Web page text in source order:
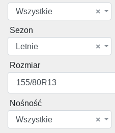
×
Wszystkie
Sezon
×
Letnie
Rozmiar
155/80R13
Nośność
×
Wszystkie